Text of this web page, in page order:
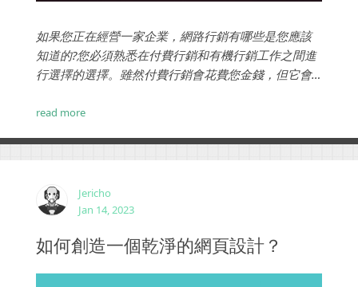
如果您正在經營一家企業，網路行銷有哪些是您應該
知道的?您必須熟悉在付費行銷和有機行銷工作之間進
行選擇的選擇。雖然付費行銷會花費您金錢，但它會
慢的過程，但從長遠來看，對於希望逐漸增長和繁榮
read more
Jericho
Jan 14, 2023
如何創造一個乾淨的網頁設計？